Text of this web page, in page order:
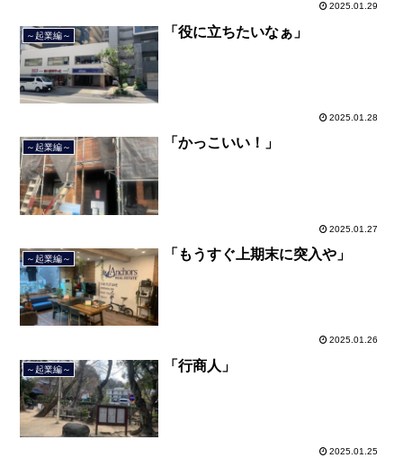
2025.01.29
～起業編～ 「役に立ちたいなぁ」
2025.01.28
～起業編～ 「かっこいい！」
2025.01.27
～起業編～ 「もうすぐ上期末に突入や」
2025.01.26
～起業編～ 「行商人」
2025.01.25